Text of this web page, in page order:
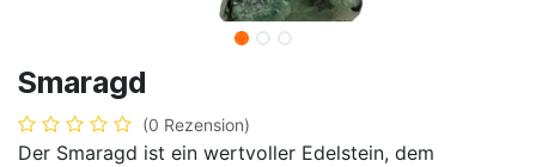
Smaragd
(0 Rezension)
Der Smaragd ist ein wertvoller Edelstein, dem